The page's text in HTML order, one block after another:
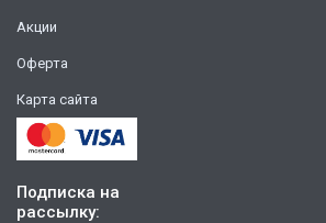
Акции
Оферта
Карта сайта
Подписка на
рассылку: